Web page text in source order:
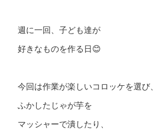
週に一回、子ども達が
好きなものを作る日😊
今回は作業が楽しいコロッケを選び、
ふかしたじゃが芋を
マッシャーで潰したり、